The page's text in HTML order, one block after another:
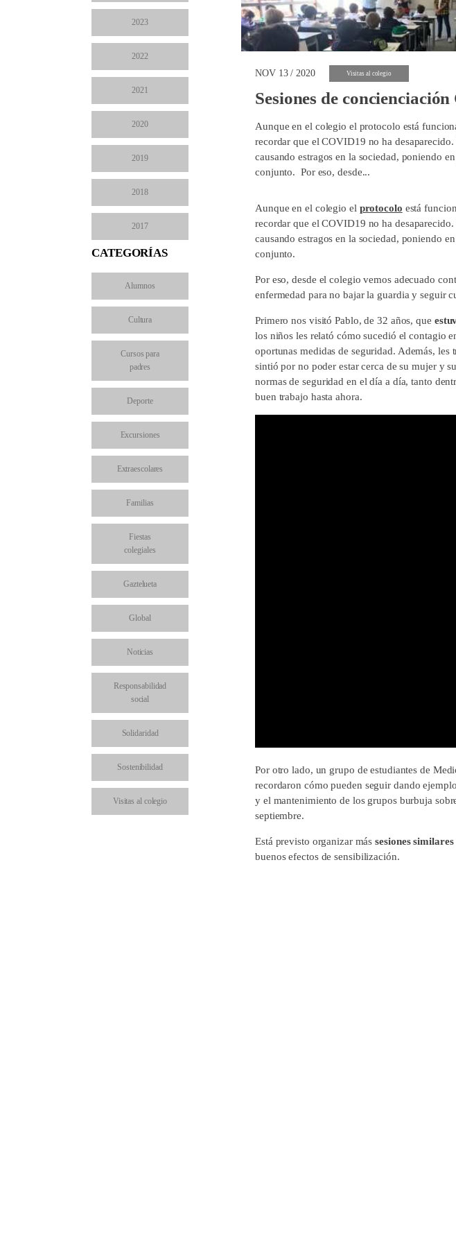
2023
2022
2021
2020
2019
2018
2017
CATEGORÍAS
Alumnos
Cultura
Cursos para
padres
Deporte
Excursiones
Extraescolares
Familias
Fiestas
colegiales
Gaztelueta
Global
Noticias
Responsabilidad
social
Solidaridad
Sostenibilidad
Visitas al colegio
NOV 13 / 2020 Visitas al colegio
Sesiones de
Aunque en el colegio el protocolo está
recordar que el COVID19 no ha
causando estragos en la sociedad, poniendo
conjunto. Por eso, desde...
Aunque en el colegio el protocolo está
recordar que el COVID19 no ha
causando estragos en la sociedad, poniendo
conjunto.
Por eso, desde el colegio vemos adecuado
enfermedad para no bajar la guardia y seguir
Primero nos visitó Pablo, de 32 años, que
los niños les relató cómo sucedió el contagio
oportunas medidas de seguridad. Además,
sintió por no poder estar cerca de su mujer y
normas de seguridad en el día a día, tanto
buen trabajo hasta ahora.
Por otro lado, un grupo de estudiantes de
recordaron cómo pueden seguir dando
y el mantenimiento de los grupos burbuja
septiembre.
Está previsto organizar mássesiones
buenos efectos de sensibilización.